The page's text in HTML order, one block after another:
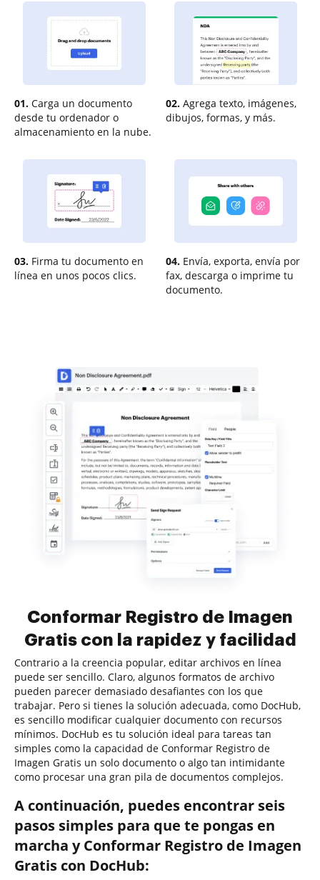
01. Carga un documento
desde tu ordenador o
almacenamiento en la nube.
02. Agrega texto, imágenes,
dibujos, formas, y más.
03. Firma tu documento en
línea en unos pocos clics.
04. Envía, exporta, envía por
fax, descarga o imprime tu
documento.
Conformar Registro de Imagen
Gratis con la rapidez y facilidad
Contrario a la creencia popular, editar archivos en línea
puede ser sencillo. Claro, algunos formatos de archivo
pueden parecer demasiado desafiantes con los que
trabajar. Pero si tienes la solución adecuada, como DocHub,
es sencillo modificar cualquier documento con recursos
mínimos. DocHub es tu solución ideal para tareas tan
simples como la capacidad de Conformar Registro de
Imagen Gratis un solo documento o algo tan intimidante
como procesar una gran pila de documentos complejos.
A continuación, puedes encontrar seis
pasos simples para que te pongas en
marcha y Conformar Registro de Imagen
Gratis con DocHub: